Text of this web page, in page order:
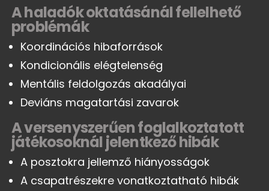
A haladók oktatásánál fellelhető
problémák
Koordinációs hibaforrások
Kondicionális elégtelenség
Mentális feldolgozás akadályai
Deviáns magatartási zavarok
A versenyszerűen foglalkoztatott
játékosoknál jelentkező hibák
A posztokra jellemző hiányosságok
A csapatrészekre vonatkoztatható hibák